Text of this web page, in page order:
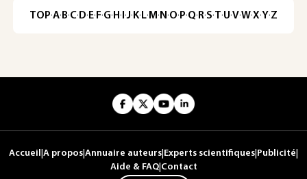
TOP·A·B·C· D· E· F·G· H · ·J· K· L· M · N ·O· P·Q· R·S·T·U·V·W·X·Y·Z
Accueil A propos Annuaire auteurs Experts scientifiques Publicité
Aide & FAQ| Contact